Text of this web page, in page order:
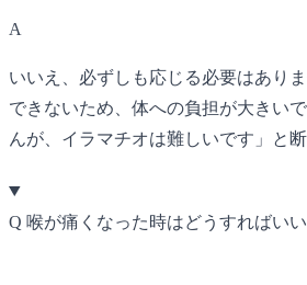
A
いいえ、必ずしも応じる必要はあり
できないため、体への負担が大きい
んが、イラマチオは難しいです」と
Q 喉が痛くなった時はどうすればい